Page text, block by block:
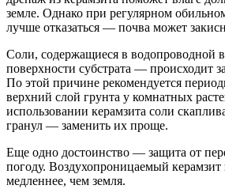
земле. Однако при регулярном
лучше отказаться — почва может
Соли, содержащиеся в водопроводной
поверхности субстрата — происходит
По этой причине рекомендуется
верхний слой грунта у комнатных
использовании керамзита соли
гранул — заменить их проще.
Еще одно достоинство — защита от
погоду. Воздухопроницаемый керамзит
медленнее, чем земля.